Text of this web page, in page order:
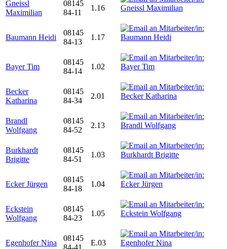
Gneissl
Maximilian
08145
84-11
1.16
Baumann Heidi
08145
84-13
1.17
Bayer Tim
08145
84-14
1.02
Becker
Katharina
08145
84-34
2.01
Brandl
Wolfgang
08145
84-52
2.13
Burkhardt
Brigitte
08145
84-51
1.03
Ecker Jürgen
08145
84-18
1.04
Eckstein
Wolfgang
08145
84-23
1.05
Egenhofer Nina
08145
E.03